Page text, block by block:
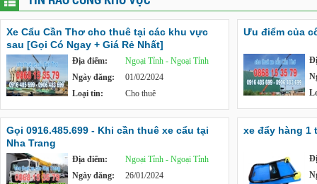
Xe Cẩu Cần Thơ cho thuê tại các khu vực
sau [Gọi Có Ngay + Giá Rẻ Nhất]
Địa điểm:
Ngoại Tỉnh - Ngoại Tỉnh
Ngày đăng:
01/02/2024
Loại tin:
Cho thuê
Ưu điểm của
Gọi 0916.485.699 - Khi cần thuê xe cẩu tại
Nha Trang
Địa điểm:
Ngoại Tỉnh - Ngoại Tỉnh
Ngày đăng:
26/01/2024
xe đẩy hàng 1